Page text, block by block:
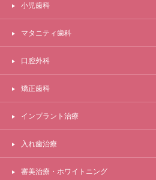
小児歯科
マタニティ歯科
口腔外科
矯正歯科
インプラント治療
入れ歯治療
審美治療・ホワイトニング